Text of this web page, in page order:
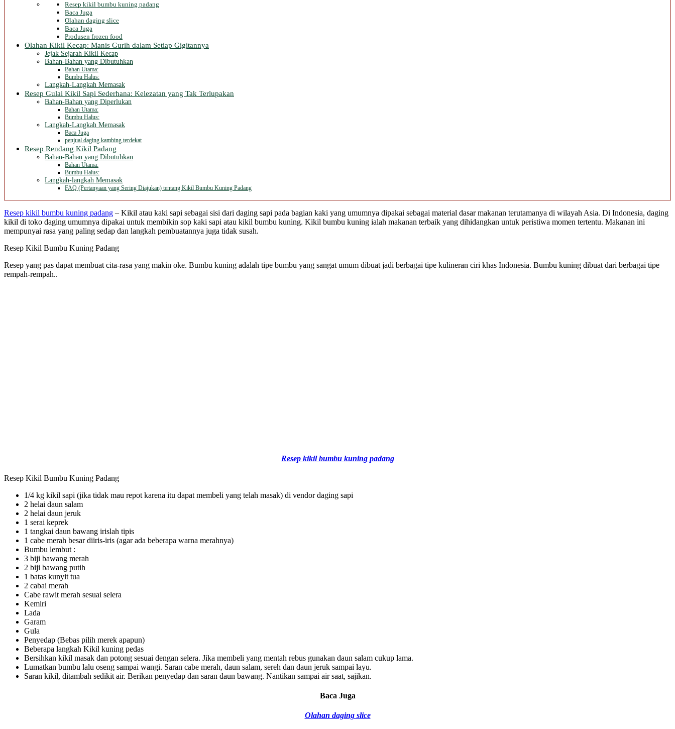
Resep kikil bumbu kuning padang
Baca Juga
Olahan daging slice
Baca Juga
Produsen frozen food
Olahan Kikil Kecap: Manis Gurih dalam Setiap Gigitannya
Jejak Sejarah Kikil Kecap
Bahan-Bahan yang Dibutuhkan
Bahan Utama:
Bumbu Halus:
Langkah-Langkah Memasak
Resep Gulai Kikil Sapi Sederhana: Kelezatan yang Tak Terlupakan
Bahan-Bahan yang Diperlukan
Bahan Utama:
Bumbu Halus:
Langkah-Langkah Memasak
Baca Juga
penjual daging kambing terdekat
Resep Rendang Kikil Padang
Bahan-Bahan yang Dibutuhkan
Bahan Utama:
Bumbu Halus:
Langkah-langkah Memasak
FAQ (Pertanyaan yang Sering Diajukan) tentang Kikil Bumbu Kuning Padang
Resep kikil bumbu kuning padang – Kikil atau kaki sapi sebagai sisi dari daging sapi pada bagian kaki yang umumnya dipakai sebagai material dasar makanan terutamanya di wilayah Asia. Di Indonesia, daging
kikil di toko daging umumnya dipakai untuk membikin sop kaki sapi atau kikil bumbu kuning. Kikil bumbu kuning ialah makanan terbaik yang dihidangkan untuk peristiwa momen tertentu. Makanan ini
mempunyai rasa yang paling sedap dan langkah pembuatannya juga tidak susah.
Resep Kikil Bumbu Kuning Padang
Resep yang pas dapat membuat cita-rasa yang makin oke. Bumbu kuning adalah tipe bumbu yang sangat umum dibuat jadi berbagai tipe kulineran ciri khas Indonesia. Bumbu kuning dibuat dari berbagai tipe
rempah-rempah..
Resep kikil bumbu kuning padang
Resep Kikil Bumbu Kuning Padang
1/4 kg kikil sapi (jika tidak mau repot karena itu dapat membeli yang telah masak) di vendor daging sapi
2 helai daun salam
2 helai daun jeruk
1 serai keprek
1 tangkai daun bawang irislah tipis
1 cabe merah besar diiris-iris (agar ada beberapa warna merahnya)
Bumbu lembut :
3 biji bawang merah
2 biji bawang putih
1 batas kunyit tua
2 cabai merah
Cabe rawit merah sesuai selera
Kemiri
Lada
Garam
Gula
Penyedap (Bebas pilih merek apapun)
Beberapa langkah Kikil kuning pedas
Bersihkan kikil masak dan potong sesuai dengan selera. Jika membeli yang mentah rebus gunakan daun salam cukup lama.
Lumatkan bumbu lalu oseng sampai wangi. Saran cabe merah, daun salam, sereh dan daun jeruk sampai layu.
Saran kikil, ditambah sedikit air. Berikan penyedap dan saran daun bawang. Nantikan sampai air saat, sajikan.
Baca Juga
Olahan daging slice